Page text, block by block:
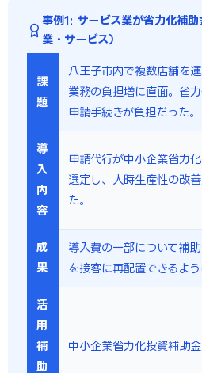
事例1: サービス業が省力化補
業・サービス）
課
題
八王子市内で複数店舗を
業務の負担増に直面。省
申請手続きが負担だった。
導
入
内
容
申請代行が中小企業省力
選定し、人時生産性の改
た。
成
果
導入費の一部について補
を接客に再配置できるよう
活
用
補
助
中小企業省力化投資補助